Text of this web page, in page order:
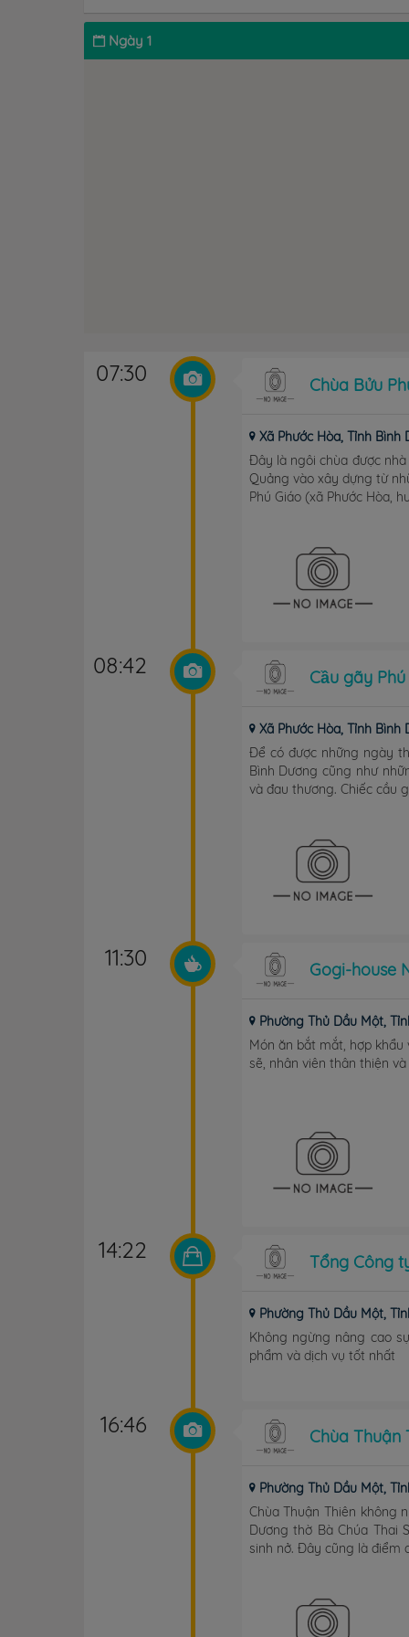
Ngày 1
07:30 Chùa Bửu
Xã Phước Hòa, Tỉnh Bình
Đây là ngôi chùa được
Quảng vào xây dựng từ
Phú Giáo (xã Phước Hòa,
08:42 Cầu gãy
Xã Phước Hòa, Tỉnh Bình
Để có được những ngày
Bình Dương cũng như
và đau thương. Chiếc cầu
11:30 Gogi-house
Phường Thủ Dầu Một,
Món ăn bắt mắt, hợp
sẽ, nhân viên thân thiện và
14:22 Tổng Công
Phường Thủ Dầu Một,
Không ngừng nâng cao
phẩm và dịch vụ tốt nhất
16:46 Chùa Thuận
Phường Thủ Dầu Một,
Chùa Thuận Thiên không
Dương thờ Bà Chúa Thai
sinh nở. Đây cũng là điểm